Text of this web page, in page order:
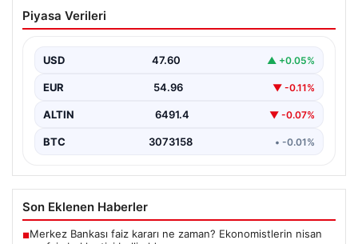
2026: Büyükbaş ve küçükbaş canlı kilo
ve tüm illerin kurbanlık fiyatları
Piyasa Verileri
USD 47.60 ▲ +0.05%
EUR 54.96 ▼ -0.11%
ALTIN 6491.4 ▼ -0.07%
BTC 3073158 • -0.01%
Son Eklenen Haberler
■Merkez Bankası faiz kararı ne zaman? Ekonomistlerin nisan